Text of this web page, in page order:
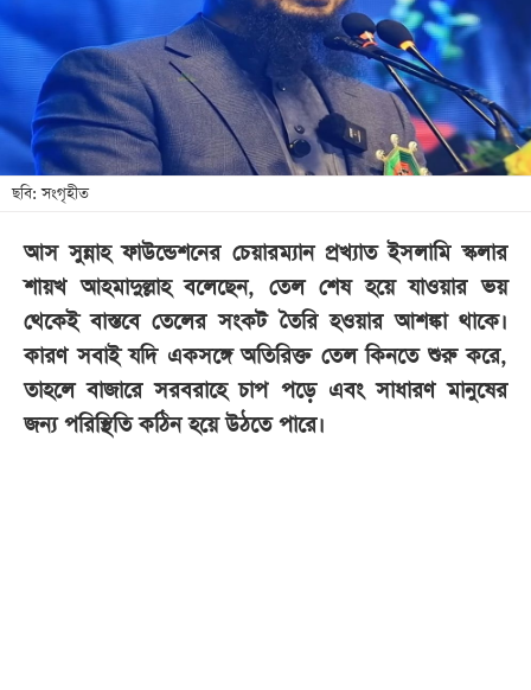
খেলা
বিনোদন
লাইফ
স্টাইল
শিক্ষা
সব
বিভাগ
ছবি
ছবি: সংগৃহীত
আস সুন্নাহ ফাউন্ডেশনের চেয়ারম্যান প্রখ্যাত ইসলামি স্কলার
শায়খ আহমাদুল্লাহ বলেছেন, তেল শেষ হয়ে যাওয়ার ভয়
থেকেই বাস্তবে তেলের সংকট তৈরি হওয়ার আশঙ্কা থাকে।
কারণ সবাই যদি একসঙ্গে অতিরিক্ত তেল কিনতে শুরু করে,
তাহলে বাজারে সরবরাহে চাপ পড়ে এবং সাধারণ মানুষের
জন্য পরিস্থিতি কঠিন হয়ে উঠতে পারে।